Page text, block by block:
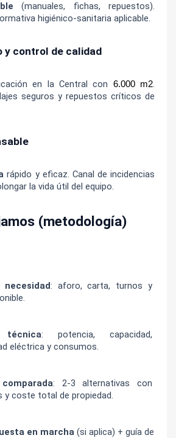
(manuales, fichas, repuestos).
higiénico-sanitaria aplicable.
y control de calidad
en la Central con 6.000 m2.
seguros y repuestos críticos de
rápido y eficaz. Canal de incidencias
la vida útil del equipo.
(metodología)
: aforo, carta, turnos y
técnica: potencia, capacidad,
eléctrica y consumos.
: 2-3 alternativas con
coste total de propiedad.
en marcha (si aplica) + guía de